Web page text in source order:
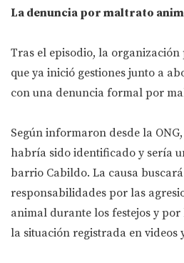
La denuncia por maltrato
Tras el episodio, la
que ya inició gestiones junto a
con una denuncia formal por
Según informaron desde la
habría sido identificado y sería
barrio Cabildo. La causa
responsabilidades por las
animal durante los festejos y
la situación registrada en videos